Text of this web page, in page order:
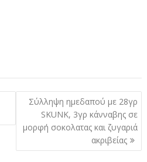
Σύλληψη ημεδαπού με 28γρ
SKUNK, 3γρ κάνναβης σε
μορφή σοκολατας και ζυγαριά
ακριβείας